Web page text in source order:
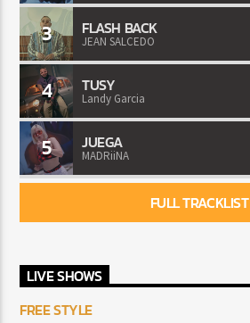
3 FLASH BACK
JEAN SALCEDO
4 TUSY
Landy Garcia
5 JUEGA
MADRiiNA
FULL TRACKLIST
LIVE SHOWS
FREE STYLE